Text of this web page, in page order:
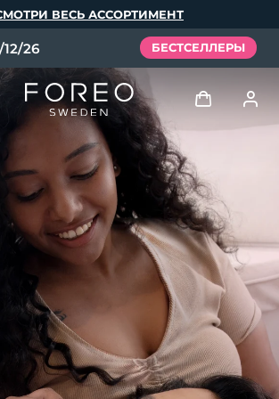
ВЕСЬ АССОРТИМЕНТ
26 БЕСТСЕЛЛЕРЫ
Профиль пользователя
Мои приборы
Мои заказы
Мои адреса
Мои подписки
Tech Elixir
Set
Deutsch
Español
Italiano
Português
Svenska
Русский
简体中文 繁體中文